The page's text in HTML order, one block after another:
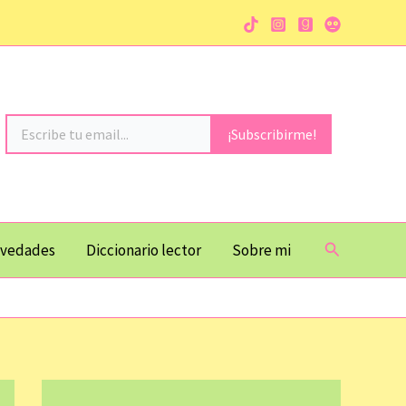
Escribe tu email...
¡Subscribirme!
Diccionario lector Sobre mi Buscar